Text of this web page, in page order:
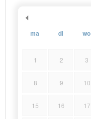
ma di wo
1 2 3
8 9 10
15 16 17